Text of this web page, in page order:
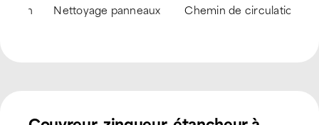
Chemin de circulation
Sécurisation et